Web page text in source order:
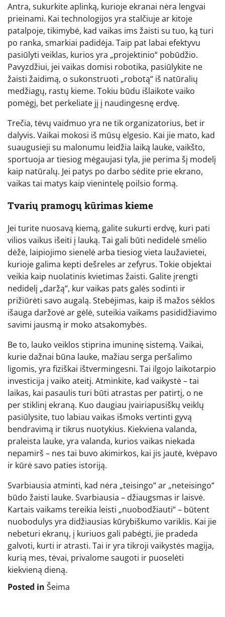
Antra, sukurkite aplinką, kurioje ekranai nėra lengvai
prieinami. Kai technologijos yra stalčiuje ar kitoje
patalpoje, tikimybė, kad vaikas ims žaisti su tuo, ką turi
po ranka, smarkiai padidėja. Taip pat labai efektyvu
pasiūlyti veiklas, kurios yra „projektinio“ pobūdžio.
Pavyzdžiui, jei vaikas domisi robotika, pasiūlykite ne
žaisti žaidimą, o sukonstruoti „robotą“ iš natūralių
medžiagų, rastų kieme. Tokiu būdu išlaikote vaiko
pomėgį, bet perkeliate jį į naudingesnę erdvę.
Trečia, tėvų vaidmuo yra ne tik organizatorius, bet ir
dalyvis. Vaikai mokosi iš mūsų elgesio. Kai jie mato, kad
suaugusieji su malonumu leidžia laiką lauke, vaikšto,
sportuoja ar tiesiog mėgaujasi tyla, jie perima šį modelį
kaip natūralų. Jei patys po darbo sėdite prie ekrano,
vaikas tai matys kaip vienintelę poilsio formą.
Tvarių pramogų kūrimas kieme
Jei turite nuosavą kiemą, galite sukurti erdvę, kuri pati
vilios vaikus išeiti į lauką. Tai gali būti nedidelė smėlio
dėžė, laipiojimo sienelė arba tiesiog vieta laužavietei,
kurioje galima kepti dešreles ar zefyrus. Tokie objektai
veikia kaip nuolatinis kvietimas žaisti. Galite įrengti
nedidelį „daržą“, kur vaikas pats galės sodinti ir
prižiūrėti savo augalą. Stebėjimas, kaip iš mažos sėklos
išauga daržovė ar gėlė, suteikia vaikams pasididžiavimo
savimi jausmą ir moko atsakomybės.
Be to, lauko veiklos stiprina imuninę sistemą. Vaikai,
kurie dažnai būna lauke, mažiau serga peršalimo
ligomis, yra fiziškai ištvermingesni. Tai ilgojo laikotarpio
investicija į vaiko ateitį. Atminkite, kad vaikystė – tai
laikas, kai pasaulis turi būti atrastas per patirtį, o ne
per stiklinį ekraną. Kuo daugiau įvairiapusiškų veiklų
pasiūlysite, tuo labiau vaikas išmoks vertinti gyvą
bendravimą ir tikrus nuotykius. Kiekviena valanda,
praleista lauke, yra valanda, kurios vaikas niekada
nepamirš – nes tai buvo akimirkos, kai jis jautė, kvėpavo
ir kūrė savo paties istoriją.
Svarbiausia atminti, kad nėra „teisingo“ ar „neteisingo“
būdo žaisti lauke. Svarbiausia – džiaugsmas ir laisvė.
Kartais vaikams tereikia leisti „nuobodžiauti“ – būtent
nuobodulys yra didžiausias kūrybiškumo variklis. Kai jie
nebeturi ekranų, į kuriuos gali pabėgti, jie pradeda
galvoti, kurti ir atrasti. Tai ir yra tikroji vaikystės magija,
kurią mes, tėvai, privalome saugoti ir puoselėti
kiekvieną dieną.
Posted in Šeima